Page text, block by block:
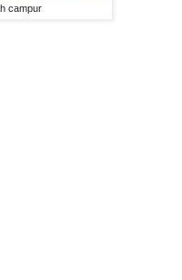
campur